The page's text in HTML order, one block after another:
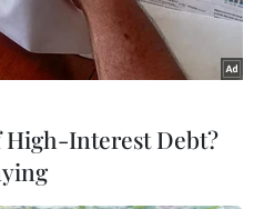
High-Interest Debt?